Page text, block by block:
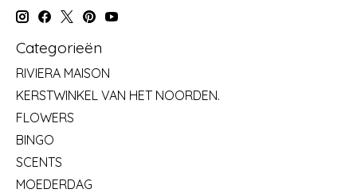
Categorieën
RIVIERA MAISON
KERSTWINKEL VAN HET NOORDEN.
FLOWERS
BINGO
SCENTS
MOEDERDAG